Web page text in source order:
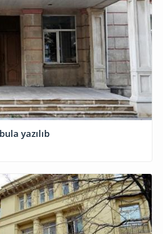
yazılıb